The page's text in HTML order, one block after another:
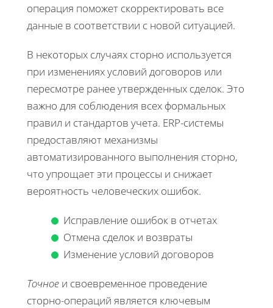
операция поможет скорректировать все
данные в соответствии с новой ситуацией.
В некоторых случаях сторно используется
при изменениях условий договоров или
пересмотре ранее утвержденных сделок. Это
важно для соблюдения всех формальных
правил и стандартов учета. ERP-системы
предоставляют механизмы
автоматизированного выполнения сторно,
что упрощает эти процессы и снижает
вероятность человеческих ошибок.
Исправление ошибок в отчетах
Отмена сделок и возвраты
Изменение условий договоров
Точное и своевременное проведение
сторно-операций является ключевым